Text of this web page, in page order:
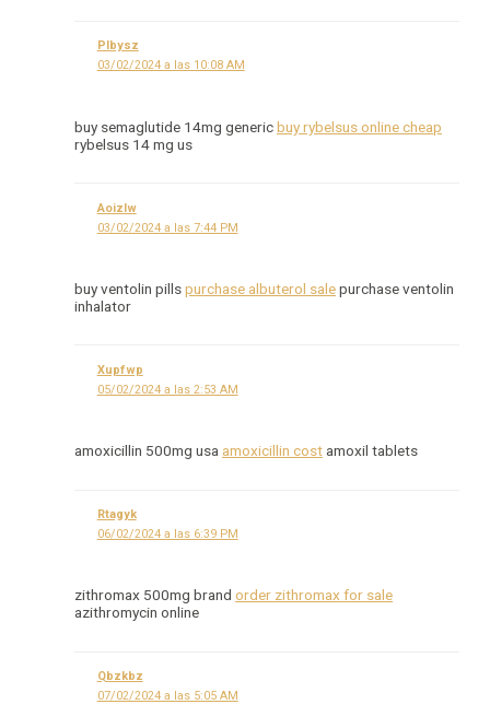
Plbysz
03/02/2024 a las 10:08 AM
buy semaglutide 14mg genericbuy rybelsus online cheap
rybelsus 14 mg us
Aoizlw
03/02/2024 a las 7:44 PM
buy ventolin pillspurchase albuterol salepurchase ventolin
inhalator
Xupfwp
05/02/2024 a las 2:53 AM
amoxicillin 500mg usa amoxicillin cost amoxil tablets
Rtagyk
06/02/2024 a las 6:39 PM
zithromax 500mg brand order zithromax for sale
azithromycin online
Qbzkbz
07/02/2024 a las 5:05 AM